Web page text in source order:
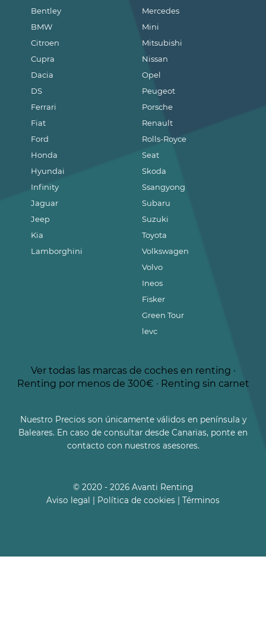
Bentley
BMW
Citroen
Cupra
Dacia
DS
Ferrari
Fiat
Ford
Honda
Hyundai
Infinity
Jaguar
Jeep
Kia
Lamborghini
Mercedes
Mini
Mitsubishi
Nissan
Opel
Peugeot
Porsche
Renault
Rolls-Royce
Seat
Skoda
Ssangyong
Subaru
Suzuki
Toyota
Volkswagen
Volvo
Ineos
Fisker
Green Tour
levc
Ver todas las marcas de coches en renting ·
Renting por menos de 300€ · Renting sin carnet
Nuestro Precios son únicamente válidos en península y
Baleares. En caso de consultar desde Canarias, ponte en
contacto con nuestros asesores.
© 2020 - 2026 Avanti Renting
Aviso legal
Política de cookies Términos